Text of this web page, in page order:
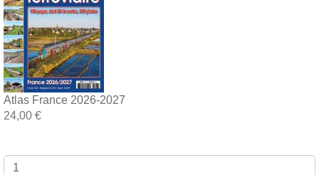
Atlas France 2026-2027
24,00 €